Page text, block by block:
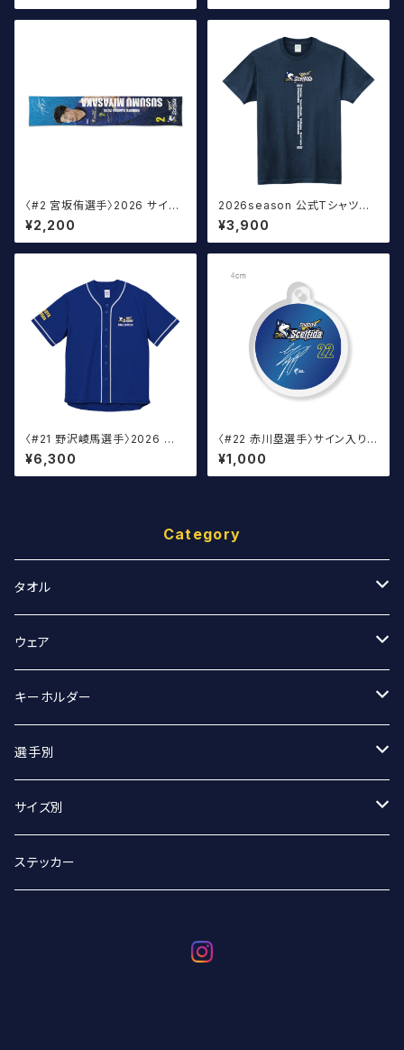
〈#2 宮坂侑選手〉2026 サイン
入りマフラータオル
¥2,200
2026season 公式Tシャツ T
ype:A ネイビー
¥3,900
〈#21 野沢崚馬選手〉2026 ベ
ースボールウェア
¥6,300
〈#22 赤川塁選手〉サイン入り丸
アクキー
¥1,000
Category
タオル
スポーツタオル
マフラータオル
ウェア
Tシャツ
Tシャツ（オーバーサイズ）
ベースボールシャツ
選手別
キーホルダー
丸アクキー
ユニフォームアクキー
選手別
#2 宮坂侑選手
#9 ジグマルス・ライモ選手
サイズ別
Sサイズ
ステッカー